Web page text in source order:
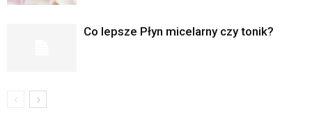
Co lepsze Płyn micelarny czy tonik?